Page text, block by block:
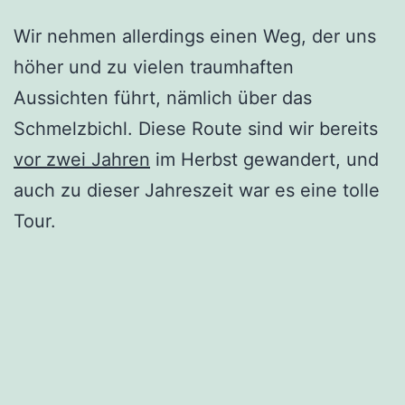
Wir nehmen allerdings einen Weg, der uns
höher und zu vielen traumhaften
Aussichten führt, nämlich über das
Schmelzbichl. Diese Route sind wir bereits
vor zwei Jahren im Herbst gewandert, und
auch zu dieser Jahreszeit war es eine tolle
Tour.